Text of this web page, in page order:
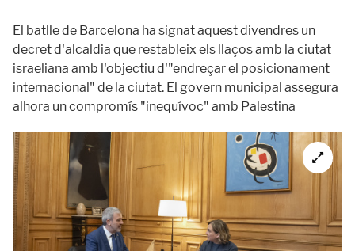
El batlle de Barcelona ha signat aquest divendres un
decret d'alcaldia que restableix els llaços amb la ciutat
israeliana amb l'objectiu d'"endreçar el posicionament
internacional" de la ciutat. El govern municipal assegura
alhora un compromís "inequívoc" amb Palestina